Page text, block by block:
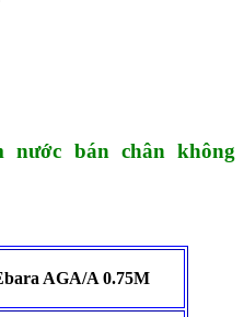
bán chân không
AGA/A 0.75M